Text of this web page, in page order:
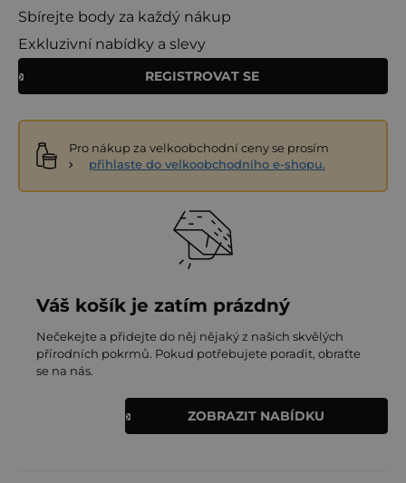
Sbírejte body za každý nákup
Exkluzivní nabídky a slevy
REGISTROVAT SE
Pro nákup za velkoobchodní ceny se prosím
přihlaste do velkoobchodního e-shopu.
Váš košík je zatím prázdný
Nečekejte a přidejte do něj nějaký z našich skvělých
přírodních pokrmů. Pokud potřebujete poradit, obraťte
se na nás.
ZOBRAZIT NABÍDKU